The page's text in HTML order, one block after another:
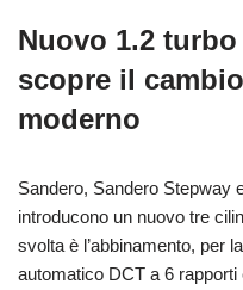
Nuovo 1.2 turbo
scopre il
moderno
Sandero, Sandero Stepway
introducono un nuovo tre
svolta è l’abbinamento, per
automatico DCT a 6